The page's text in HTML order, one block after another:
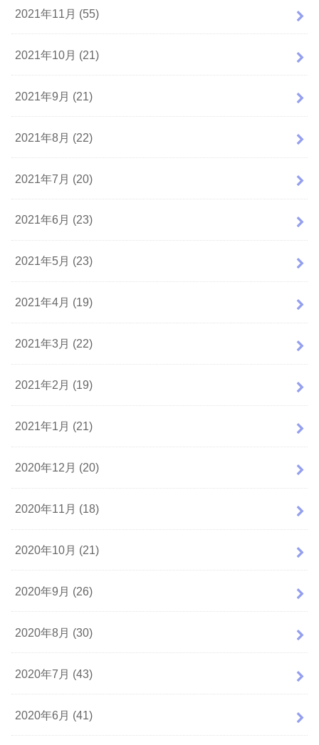
2021年11月 (55)
2021年10月 (21)
2021年9月 (21)
2021年8月 (22)
2021年7月 (20)
2021年6月 (23)
2021年5月 (23)
2021年4月 (19)
2021年3月 (22)
2021年2月 (19)
2021年1月 (21)
2020年12月 (20)
2020年11月 (18)
2020年10月 (21)
2020年9月 (26)
2020年8月 (30)
2020年7月 (43)
2020年6月 (41)